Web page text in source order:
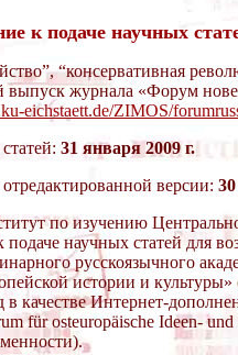
к подаче научных
“консервативная
выпуск журнала «Форум
eichstaett.de/ZIMOS/
31 января 2009 г.
версии:
по изучению
подаче научных статей для
русскоязычного
истории и
в качестве Интернет-
für osteuropäische Ideen-